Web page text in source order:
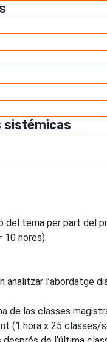
sistémicas
del tema per part del
10 hores).
analitzar l’abordatge
de las classes
(1 hora x 25 classes/